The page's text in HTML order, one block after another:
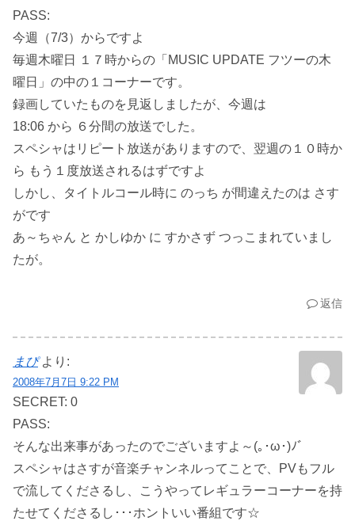
PASS:
今週（7/3）からですよ
毎週木曜日 １７時からの「MUSIC UPDATE フツーの木
曜日」の中の１コーナーです。
録画していたものを見返しましたが、今週は
18:06 から ６分間の放送でした。
スペシャはリピート放送がありますので、翌週の１０時か
ら もう１度放送されるはずですよ
しかし、タイトルコール時に のっち が間違えたのは さす
がです
あ～ちゃん と かしゆか に すかさず つっこまれていまし
たが。
返信
まぴ より:
2008年7月7日 9:22 PM
SECRET: 0
PASS:
そんな出来事があったのでございますよ～(｡･ω･)ﾉﾞ
スペシャはさすが音楽チャンネルってことで、PVもフル
で流してくださるし、こうやってレギュラーコーナーを持
たせてくださるし･･･ホントいい番組です☆